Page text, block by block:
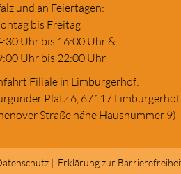
und an Feiertagen:
bis Freitag
Uhr bis 16:00 Uhr &
Uhr bis 22:00 Uhr
Filiale in Limburgerhof:
Platz 6, 67117
Straße nähe Hausnummer 9)
| Erklärung zur